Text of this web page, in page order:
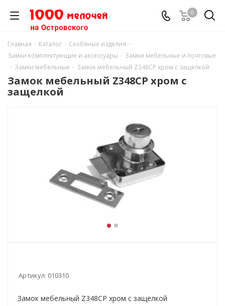
0
Главная - Каталог - Скобяные изделия -
Замки комплектующие и аксессуары - Замки мебельные и почтовые
- Замки мебельные - Замок мебельный Z348CP хром с защелкой
Замок мебельный Z348CP хром с
защелкой
Артикул: 010310
Замок мебельный Z348CP хром с защелкой